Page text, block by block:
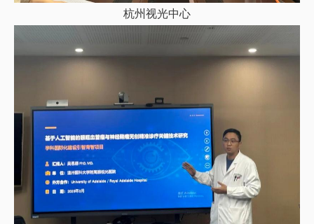
杭州视光中心